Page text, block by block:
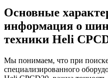
Основные
информация о
техники Heli
Мы понимаем, что при поиске
специализированного